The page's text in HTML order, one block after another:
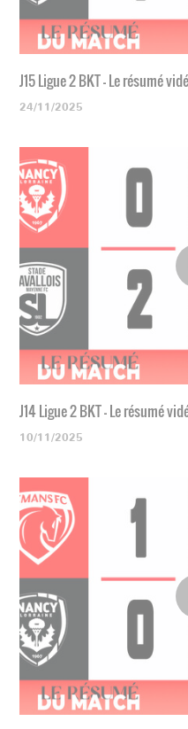
J15 Ligue 2 BKT - Le résumé
24/11/2025
J14 Ligue 2 BKT - Le résumé
10/11/2025